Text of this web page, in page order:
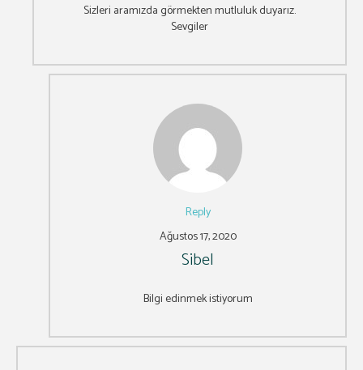
Sizleri aramızda görmekten mutluluk duyarız.
Sevgiler
Reply
Ağustos 17, 2020
Sibel
Bilgi edinmek istiyorum